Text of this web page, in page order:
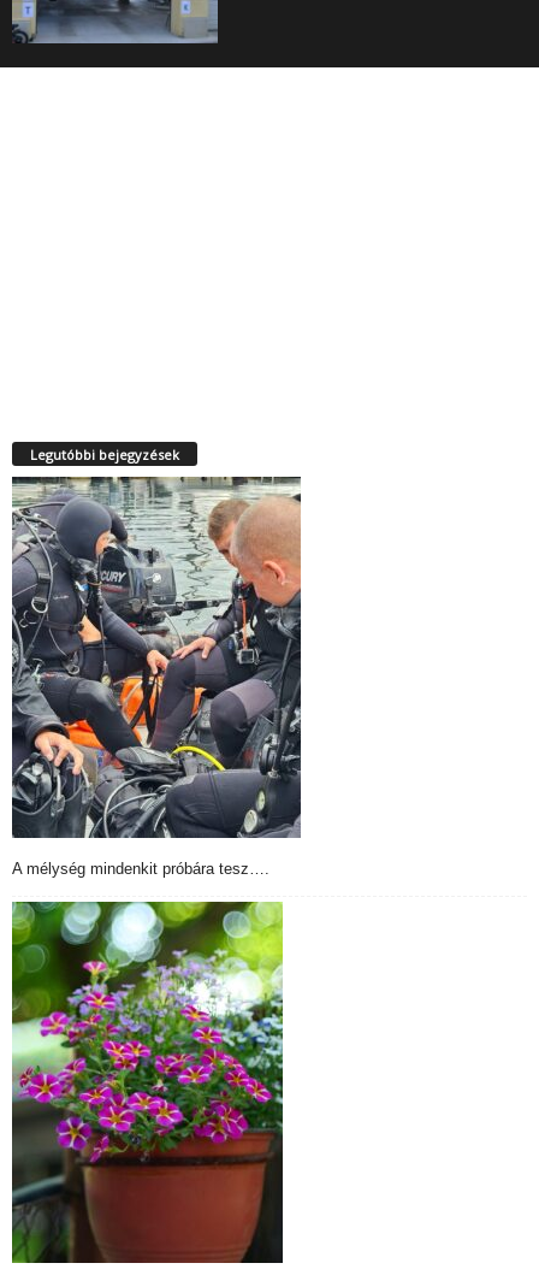
Legutóbbi bejegyzések
A mélység mindenkit próbára tesz….